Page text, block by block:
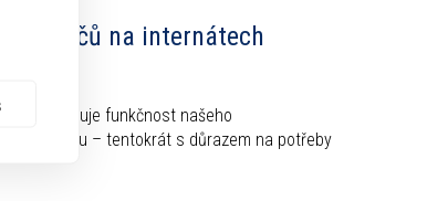
klíčů na internátech
rozšiřuje funkčnost našeho
systému – tentokrát s důrazem na potřeby